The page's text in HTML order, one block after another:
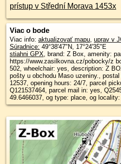
prístup v Střední Morava 1453x
Viac o bode
Viac info: aktualizovať mapu, uprav v
Súradnice: 49°38'47"N, 17°24'35"E
stiahni GPX, brand: Z Box, amenity:
https://www.zasilkovna.cz/pobocky/z
502, wheelchair: yes, description: Z
pošty u obchodu Maso uzeniny.,
12537, opening hours: 24/7, parcel
Q121537464, parcel mail in: yes,
49.6466037, og type: place, og